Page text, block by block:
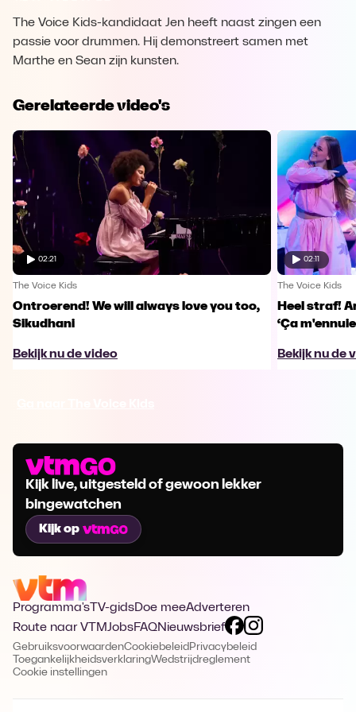
The Voice Kids-kandidaat Jen heeft naast zingen een
passie voor drummen. Hij demonstreert samen met
Marthe en Sean zijn kunsten.
Gerelateerde video's
02:21
The Voice Kids
Ontroerend! We will always love you too,
Sikudhani
Bekijk nu de video
02:11
The Voice Kids
Heel straf!
‘Ça
Bekijk nu de
Kijk live, uitgesteld of gewoon lekker
bingewatchen
Kijk op
Programma's TV-gidsDoe meeAdverteren
Route naar VTMJobsFAQNieuwsbrief
GebruiksvoorwaardenCookiebeleid Privacybeleid
ToegankelijkheidsverklaringWedstrijdreglement
Cookie instellingen